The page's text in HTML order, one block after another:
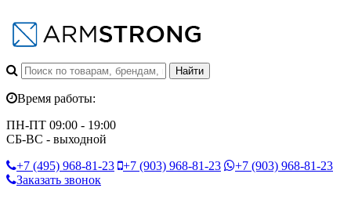
Время работы:
ПН-ПТ 09:00 - 19:00
СБ-ВС - выходной
+7 (495) 968-81-23 +7 (903) 968-81-23 +7 (903) 968-81-23
Заказать звонок